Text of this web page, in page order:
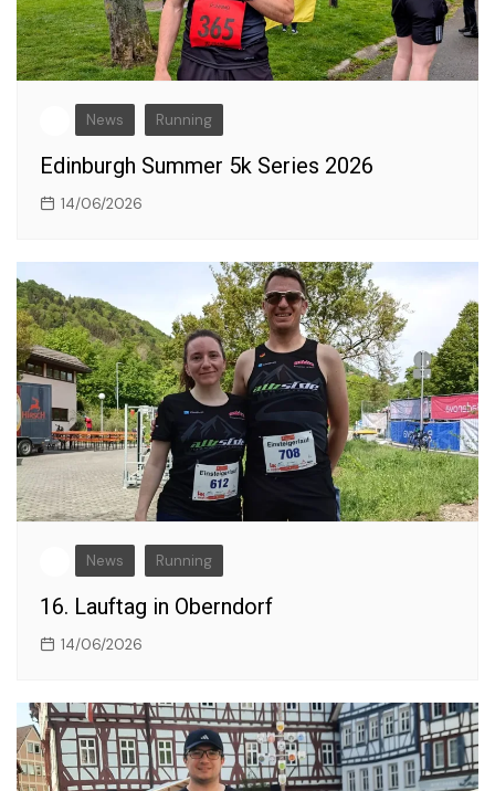
News Running
Edinburgh Summer 5k Series 2026
14/06/2026
News Running
16. Lauftag in Oberndorf
14/06/2026